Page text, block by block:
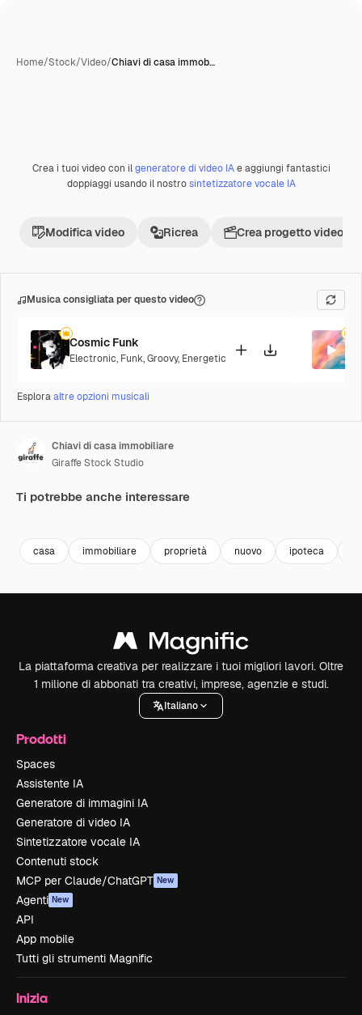
Home/Stock/Video/Chiavi di casa immob…
Premium
Crea i tuoi video con ilgeneratore di video IAe aggiungi fantastici
doppiaggi usando il nostrosintetizzatore vocale IA
Modifica video Ricrea Crea progetto video
Musica consigliata per questo video
Cosmic Funk
Electronic, Funk,Groovy, Energetic
Esploraaltre opzioni musicali
Chiavi di casa immobiliare
Giraffe Stock Studio
Ti potrebbe anche interessare
casa immobiliare proprietà nuovo ipoteca
La piattaforma creativa per realizzare i tuoi migliori lavori. Oltre
1 milione di abbonati tra creativi, imprese, agenzie e studi.
Italiano
Prodotti
Spaces
Assistente IA
Generatore di immagini IA
Generatore di video IA
Sintetizzatore vocale IA
Contenuti stock
MCP per Claude/ChatGPT New
Agenti New
API
App mobile
Tutti gli strumenti Magnific
Inizia